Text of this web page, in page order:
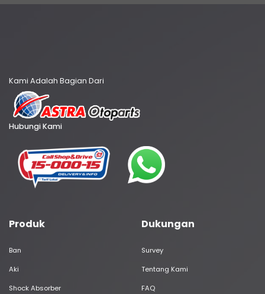
Kami Adalah Bagian Dari
Hubungi Kami
Produk
Ban
Aki
Shock Absorber
Dukungan
Survey
Tentang Kami
FAQ